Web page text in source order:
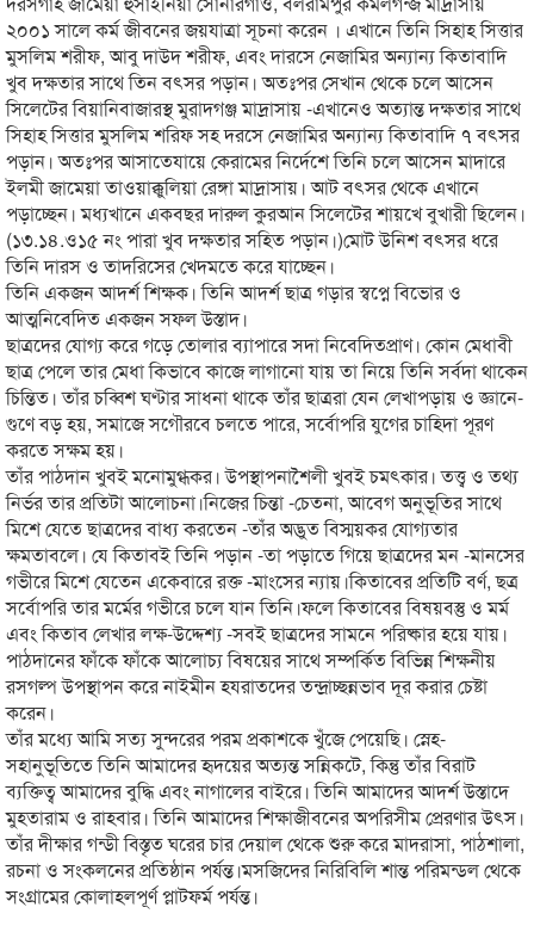
২০০১ সালে কর্ম জীবনের জয়যাত্রা সূচনা করেন । এখানে তিনি সিহাহ সিত্তার
মুসলিম শরীফ, আবু দাউদ শরীফ, এবং দারসে নেজামির অন্যান্য কিতাবাদি
খুব দক্ষতার সাথে তিন বৎসর পড়ান। অতঃপর সেখান থেকে চলে আসেন
সিলেটের বিয়ানিবাজারস্থ মুরাদগঞ্জ মাদ্রাসায় -এখানেও অত্যান্ত দক্ষতার সাথে
সিহাহ সিত্তার মুসলিম শরিফ সহ দরসে নেজামির অন্যান্য কিতাবাদি ৭ বৎসর
পড়ান। অতঃপর আসাতেযায়ে কেরামের নির্দেশে তিনি চলে আসেন মাদারে
ইলমী জামেয়া তাওয়াক্কুলিয়া রেঙ্গা মাদ্রাসায়। আট বৎসর থেকে এখানে
পড়াচ্ছেন। মধ্যখানে একবছর দারুল কুরআন সিলেটের শায়খে বুখারী ছিলেন।
(১৩.১৪.ও১৫ নং পারা খুব দক্ষতার সহিত পড়ান।)মোট উনিশ বৎসর ধরে
তিনি দারস ও তাদরিসের খেদমতে করে যাচ্ছেন।
তিনি একজন আদর্শ শিক্ষক। তিনি আদর্শ ছাত্র গড়ার স্বপ্নে বিভোর ও
আত্মনিবেদিত একজন সফল উস্তাদ।
ছাত্রদের যোগ্য করে গড়ে তোলার ব্যাপারে সদা নিবেদিতপ্রাণ। কোন মেধাবী
ছাত্র পেলে তার মেধা কিভাবে কাজে লাগানো যায় তা নিয়ে তিনি সর্বদা থাকেন
চিন্তিত। তাঁর চব্বিশ ঘণ্টার সাধনা থাকে তাঁর ছাত্ররা যেন লেখাপড়ায় ও জ্ঞানে-
গুণে বড় হয়, সমাজে সগৌরবে চলতে পারে, সর্বোপরি যুগের চাহিদা পূরণ
করতে সক্ষম হয়।
তাঁর পাঠদান খুবই মনোমুগ্ধকর। উপস্থাপনাশৈলী খুবই চমৎকার। তত্ত্ব ও তথ্য
নির্ভর তার প্রতিটা আলোচনা।নিজের চিন্তা -চেতনা, আবেগ অনুভূতির সাথে
মিশে যেতে ছাত্রদের বাধ্য করতেন -তাঁর অদ্ভুত বিস্ময়কর যোগ্যতার
ক্ষমতাবলে। যে কিতাবই তিনি পড়ান -তা পড়াতে গিয়ে ছাত্রদের মন -মানসের
গভীরে মিশে যেতেন একেবারে রক্ত -মাংসের ন্যায়।কিতাবের প্রতিটি বর্ণ, ছত্র
সর্বোপরি তার মর্মের গভীরে চলে যান তিনি।ফলে কিতাবের বিষয়বস্তু ও মর্ম
এবং কিতাব লেখার লক্ষ-উদ্দেশ্য -সবই ছাত্রদের সামনে পরিষ্কার হয়ে যায়।
পাঠদানের ফাঁকে ফাঁকে আলোচ্য বিষয়ের সাথে সম্পর্কিত বিভিন্ন শিক্ষনীয়
রসগল্প উপস্থাপন করে নাইমীন হযরাতদের তন্দ্রাচ্ছন্নভাব দূর করার চেষ্টা
করেন।
তাঁর মধ্যে আমি সত্য সুন্দরের পরম প্রকাশকে খুঁজে পেয়েছি। স্নেহ-
সহানুভূতিতে তিনি আমাদের হৃদয়ের অত্যন্ত সন্নিকটে, কিন্তু তাঁর বিরাট
ব্যক্তিত্ব আমাদের বুদ্ধি এবং নাগালের বাইরে। তিনি আমাদের আদর্শ উস্তাদে
মুহতারাম ও রাহবার। তিনি আমাদের শিক্ষাজীবনের অপরিসীম প্রেরণার উৎস।
তাঁর দীক্ষার গন্ডী বিস্তৃত ঘরের চার দেয়াল থেকে শুরু করে মাদরাসা, পাঠশালা,
রচনা ও সংকলনের প্রতিষ্ঠান পর্যন্ত।মসজিদের নিরিবিলি শান্ত পরিমন্ডল থেকে
সংগ্রামের কোলাহলপূর্ণ প্লাটফর্ম পর্যন্ত।